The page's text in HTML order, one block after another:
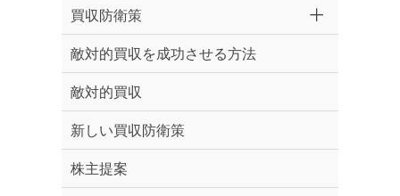
買収防衛策
敵対的買収を成功させる方法
敵対的買収
新しい買収防衛策
株主提案